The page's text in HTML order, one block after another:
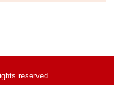
reserved.